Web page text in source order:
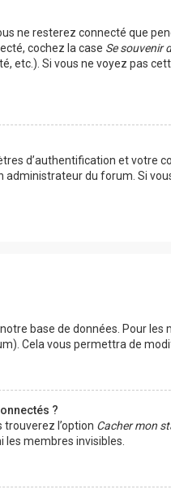
ne resterez connecté que
cochez la case Se souvenir
Si vous ne voyez pas
d’authentification et votre
du forum. Si
base de données. Pour les
Cela vous permettra de
?
trouverez l’option Cacher mon
membres invisibles.